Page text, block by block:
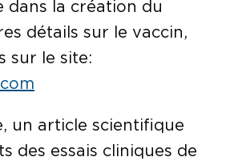
dans la création du
détails sur le vaccin,
sur le site:
un article scientifique
des essais cliniques de